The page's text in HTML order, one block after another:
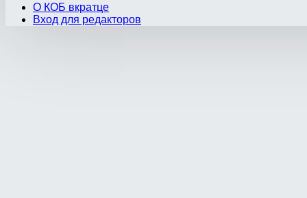
О КОБ вкратце
Вход для редакторов